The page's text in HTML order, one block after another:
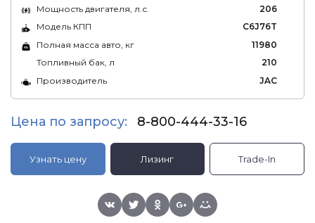
Мощность двигателя, л.с.
206
Модель КПП
C6J76T
Полная масса авто, кг
11980
Топливный бак, л
210
Производитель
JAC
Цена по запросу: 8-800-444-33-16
Узнать цену Лизинг Trade-In